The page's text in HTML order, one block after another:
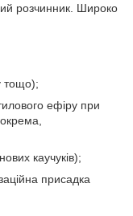
розчинник. Широко
тощо);
ефіру при
каучуків);
присадка